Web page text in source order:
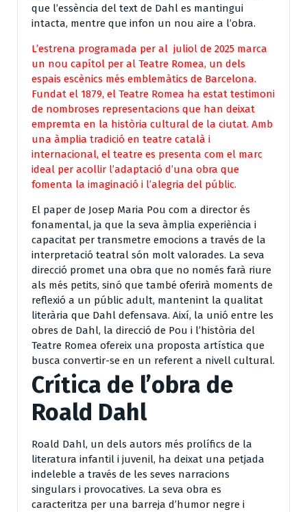
que l’essència del text de Dahl es mantingui
intacta, mentre que infon un nou aire a l’obra.
L’estrena programada per al juliol de 2025 marca
un nou capítol per al Teatre Romea, un dels
espais escènics més emblemàtics de Barcelona.
Fundat el 1879, el Teatre Romea ha estat testimoni
de nombroses representacions que han deixat
empremta en la història cultural de la ciutat. Amb
una àmplia tradició en teatre català i
internacional, el teatre es presenta com el marc
ideal per acollir l’adaptació d’una obra que
fomenta la imaginació i l’alegria del públic.
El paper de Josep Maria Pou com a director és
fonamental, ja que la seva àmplia experiència i
capacitat per transmetre emocions a través de la
interpretació teatral són molt valorades. La seva
direcció promet una obra que no només farà riure
als més petits, sinó que també oferirà moments de
reflexió a un públic adult, mantenint la qualitat
literària que Dahl defensava. Així, la unió entre les
obres de Dahl, la direcció de Pou i l’història del
Teatre Romea ofereix una proposta artística que
busca convertir-se en un referent a nivell cultural.
Crítica de l’obra de
Roald Dahl
Roald Dahl, un dels autors més prolífics de la
literatura infantil i juvenil, ha deixat una petjada
indeleble a través de les seves narracions
singulars i provocatives. La seva obra es
caracteritza per una barreja d’humor negre i